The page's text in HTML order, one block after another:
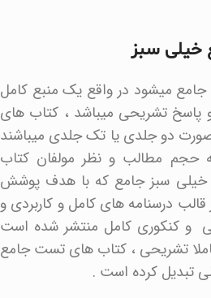
خیلی سبز
میشود در واقع یک منبع کامل
پاسخ تشریحی میباشد ، کتاب های
دو جلدی یا تک جلدی میباشند
حجم مطالب و نظر مولفان کتاب
سبز جامع که با هدف پوشش
درسنامه های کامل و کاربردی و
و کنکوری کامل منتشر شده است
تشریحی ، کتاب های تست جامع
تبدیل کرده است .